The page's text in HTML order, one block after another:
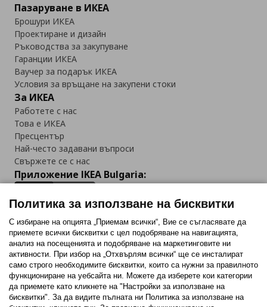
Пазаруване в ИКЕА
Брошури ИКЕА
Проектиране и дизайн
Ръководства за закупуване
Гаранции ИКЕА
Ваучер за подарък ИКЕА
Условия за връщане на закупени стоки
За ИКЕА
Работете с нас
Това е ИКЕА
Пресцентър
Най-често задавани въпроси
Свържете се с нас
Приложение IKEA Bulgaria:
Последвайте ни:
FacebookTwitterYoutubePinterestInstagram
Политика за използване на бисквитки
С избиране на опцията „Приемам всички“, Вие се съгласявате да
приемете всички бисквитки с цел подобряване на навигацията,
анализ на посещенията и подобряване на маркетинговите ни
активности. При избор на „Отхвърлям всички“ ще се инсталират
само строго необходимитe бисквитки, които са нужни за правилното
функциониране на уебсайта ни. Можете да изберете кои категории
да приемете като кликнете на "Настройки за използване на
бисквитки". За да видите пълната ни Политика за използване на